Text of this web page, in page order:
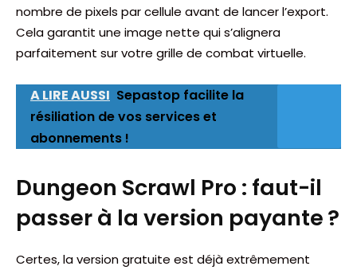
nombre de pixels par cellule avant de lancer l’export.
Cela garantit une image nette qui s’alignera
parfaitement sur votre grille de combat virtuelle.
A LIRE AUSSI Sepastop facilite la
résiliation de vos services et
abonnements !
Dungeon Scrawl Pro : faut-il
passer à la version payante ?
Certes, la version gratuite est déjà extrêmement